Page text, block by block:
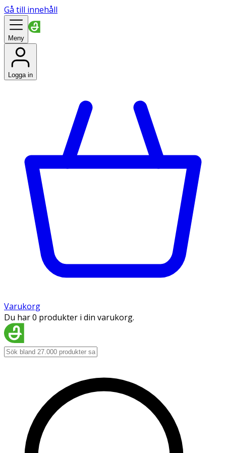
Gå till innehåll
Meny
Logga in
Varukorg
Du har 0 produkter i din varukorg.